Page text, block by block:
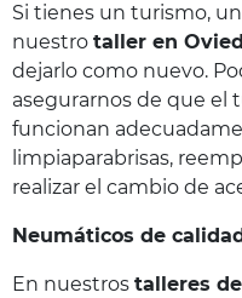
Si tienes un turismo,
nuestro taller en
dejarlo como nuevo.
asegurarnos de que el
funcionan
limpiaparabrisas,
realizar el cambio de
Neumáticos de
En nuestros talleres